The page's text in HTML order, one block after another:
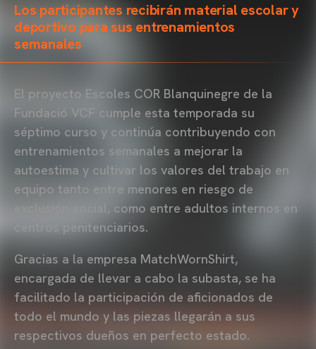
Los participantes recibirán material escolar y
deportivo para sus entrenamientos
semanales
El proyecto Escoles COR Blanquinegre de la
Fundació VCF cumple esta temporada su
séptimo curso y continúa contribuyendo con
entrenamientos semanales a mejorar la
autoestima y cultivar los valores del trabajo en
equipo tanto entre menores en riesgo de
exclusión social, como entre adultos internos en
centros penitenciarios.
Gracias a la empresa MatchWornShirt,
encargada de llevar a cabo la subasta, se ha
facilitado la participación de aficionados de
todo el mundo y las piezas llegarán a sus
respectivos dueños en perfecto estado.